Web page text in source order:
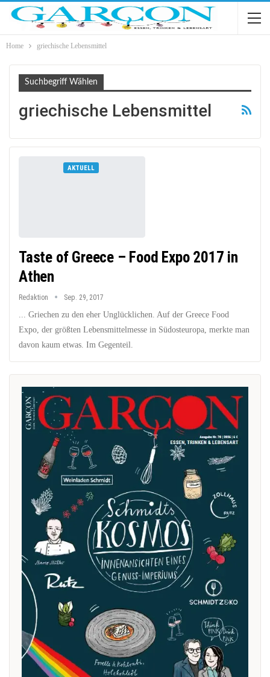
Home griechische Lebensmittel
Suchbegriff Wählen
griechische Lebensmittel
AKTUELL
Taste of Greece – Food Expo 2017 in
Athen
Redaktion Sep. 29, 2017
... Griechen zu den eher Unglücklichen. Auf der Greece Food
Expo, der größten Lebensmittelmesse in Südosteuropa, merkte man
davon kaum etwas. Im Gegenteil.